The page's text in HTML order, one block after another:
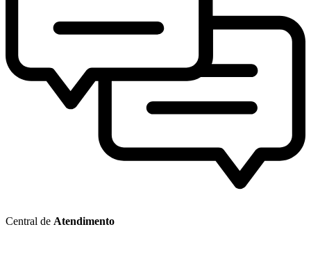
Central de Atendimento